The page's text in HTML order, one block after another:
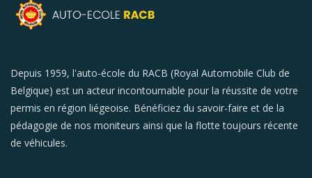
Depuis 1959, l'auto-école du RACB (Royal Automobile Club de
Belgique) est un acteur incontournable pour la réussite de votre
permis en région liégeoise. Bénéficiez du savoir-faire et de la
pédagogie de nos moniteurs ainsi que la flotte toujours récente
de véhicules.